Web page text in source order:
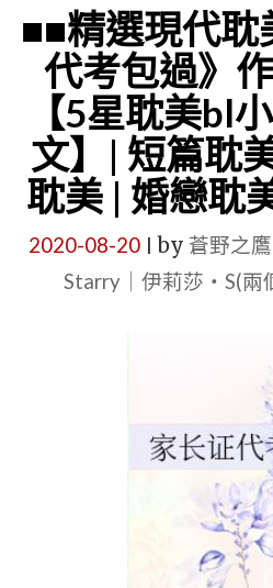
■■精選現代耽
代考包過》
【5星耽美bl
文】| 短篇耽
耽美 | 婚戀耽
2020-08-20| by 蒼野之
Starry｜伊莉莎・S(兩